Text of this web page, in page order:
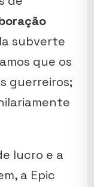
subverte
que os
guerreiros;
lucro e a
a Epic